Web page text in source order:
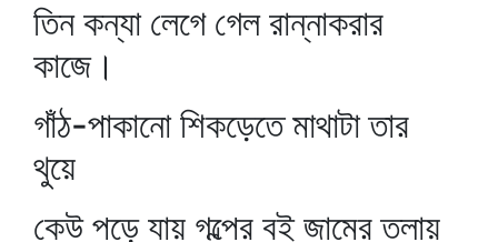
তিন কন্যা লেগে গেল রান্নাকরার
কাজে।
গাঁঠ-পাকানো শিকড়েতে মাথাটা তার
থুয়ে
কেউ পড়ে যায় গল্পের বই জামের তলায়